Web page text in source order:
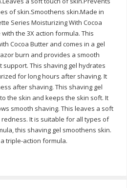
of skin.Smoothens skin.Made in
Series Moisturizing With Cocoa
the 3X action formula. This
Cocoa Butter and comes in a gel
burn and provides a smooth
This shaving gel hydrates
for long hours after shaving. It
after shaving. This shaving gel
the skin and keeps the skin soft. It
smooth shaving. This leaves a soft
It is suitable for all types of
this shaving gel smoothens skin.
triple-action formula.